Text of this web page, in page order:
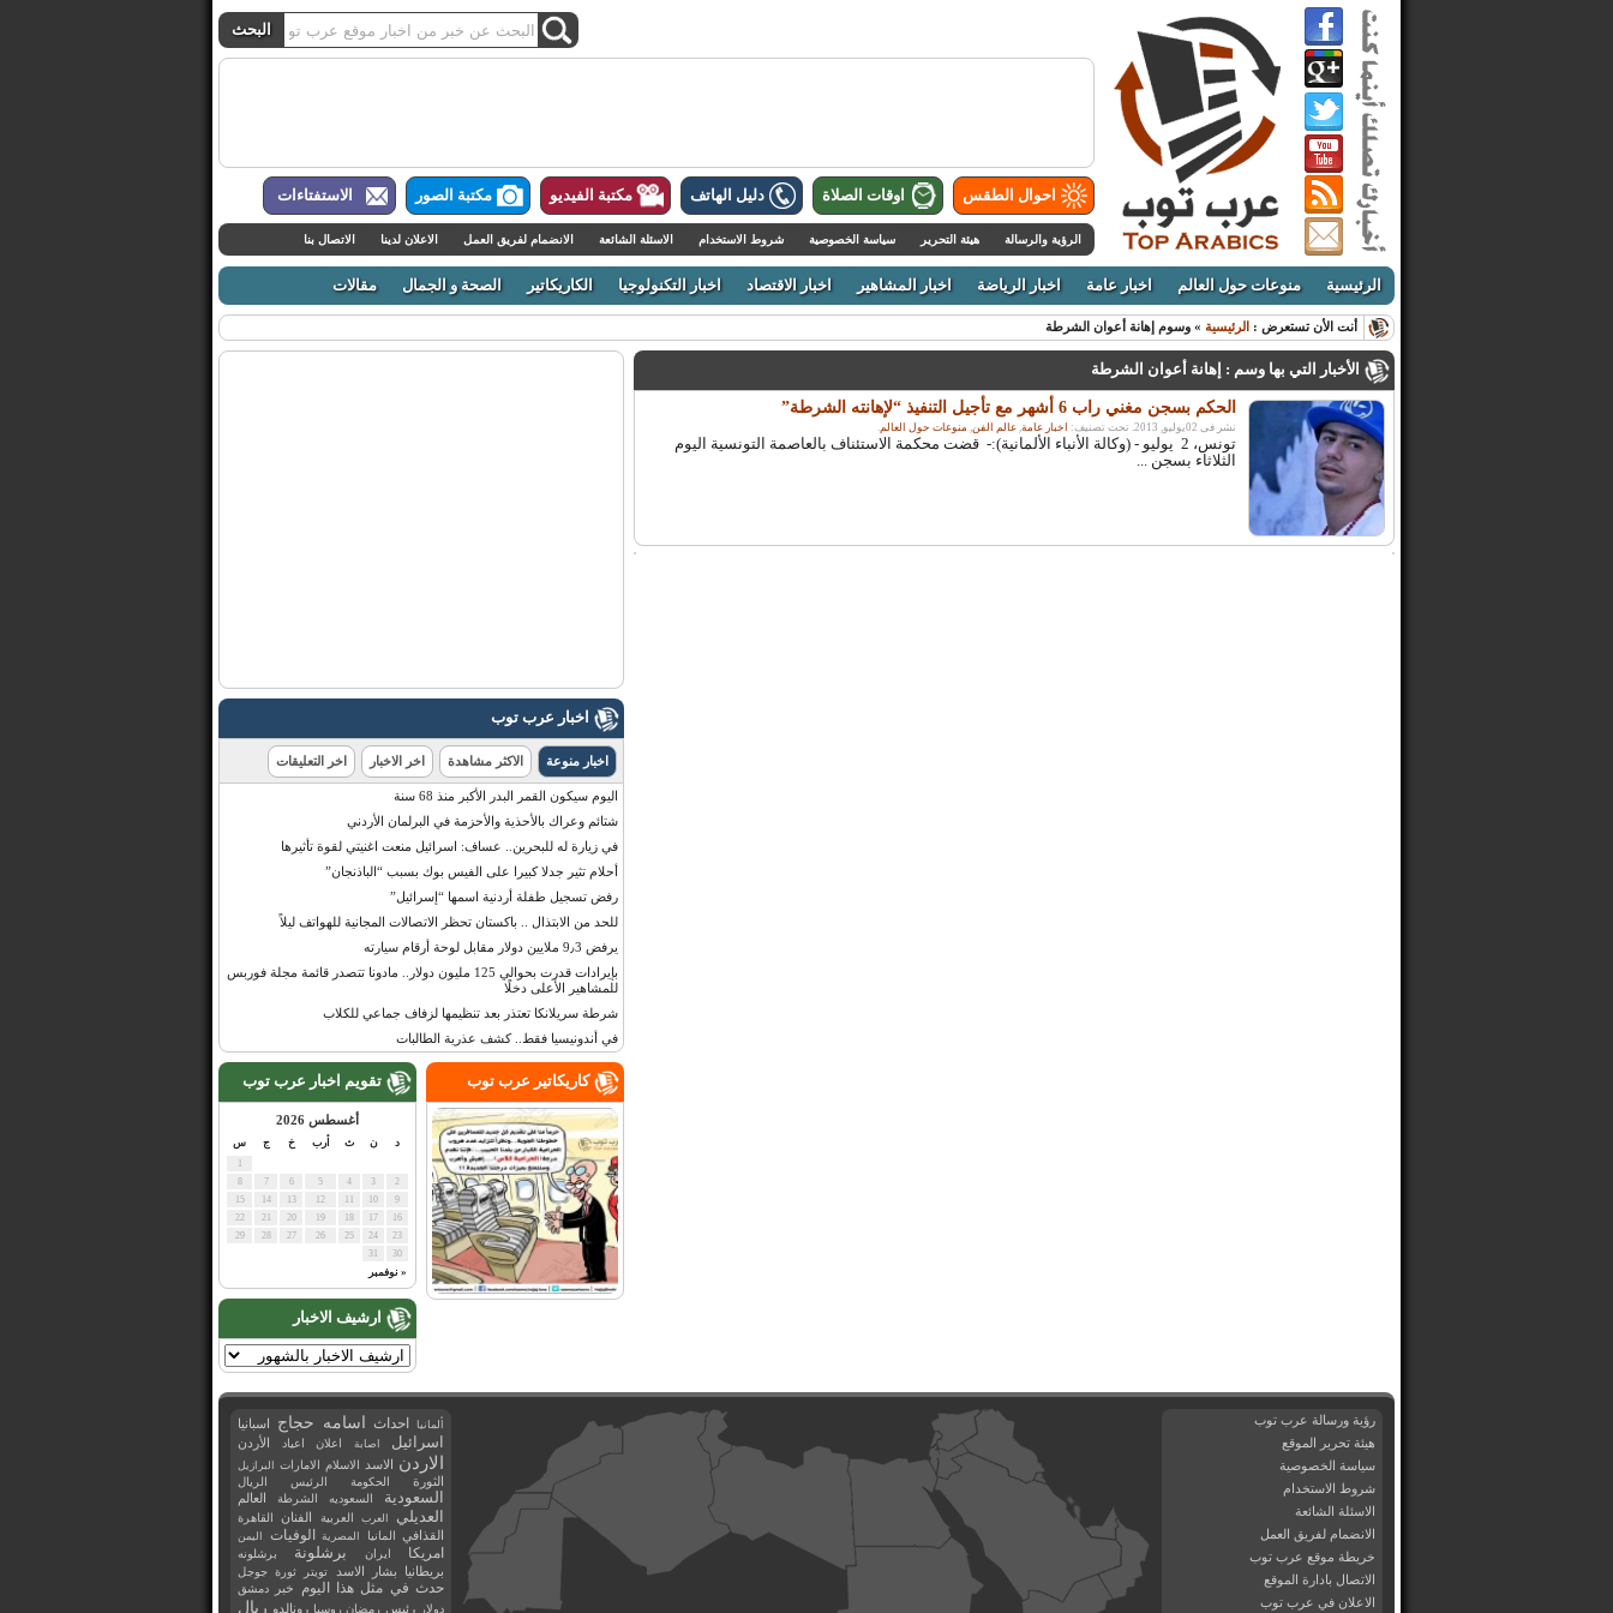
احوال الطقس اوقات الصلاة دليل الهاتف مكتبة الفيديو مكتبة الصور الاستفتاءات
الرؤية والرسالة هيئة التحرير سياسة الخصوصية شروط الاستخدام الاسئلة الشائعة الانضمام لفريق العمل الاعلان لدينا الاتصال بنا
الرئيسية منوعات حول العالم اخبار عامة اخبار الرياضة اخبار المشاهير اخبار الاقتصاد اخبار التكنولوجيا الكاريكاتير الصحة و الجمال مقالات
أنت الأن تستعرض : الرئيسية » وسوم إهانة أعوان الشرطة
الأخبار التي بها وسم : إهانة أعوان الشرطة
الحكم بسجن مغني راب 6 أشهر مع تأجيل التنفيذ “لإهانته الشرطة”
نشر فى 02يوليو, 2013. تحت تصنيف: اخبار عامة, عالم الفن, منوعات حول العالم.
تونس، 2 يوليو - (وكالة الأنباء الألمانية):- قضت محكمة الاستئناف بالعاصمة التونسية اليوم
الثلاثاء بسجن ...
اخبار عرب توب
اخبار منوعة الاكثر مشاهدة اخر الاخبار اخر التعليقات
اليوم سيكون القمر البدر الأكبر منذ 68 سنة
شتائم وعراك بالأحذية والأحزمة في البرلمان الأردني
في زيارة له للبحرين.. عساف: اسرائيل منعت اغنيتي لقوة تأثيرها
أحلام تثير جدلا كبيرا على الفيس بوك بسبب “الباذنجان”
رفض تسجيل طفلة أردنية اسمها “إسرائيل”
للحد من الابتذال .. باكستان تحظر الاتصالات المجانية للهواتف ليلاً
يرفض 9٫3 ملايين دولار مقابل لوحة أرقام سيارته
بإيرادات قدرت بحوالي 125 مليون دولار.. مادونا تتصدر قائمة مجلة فوربس
للمشاهير الأعلى دخلًا
شرطة سريلانكا تعتذر بعد تنظيمها لزفاف جماعي للكلاب
في أندونيسيا فقط.. كشف عذرية الطالبات
تقويم اخبار عرب توب
أغسطس 2026
د ن ث أرب خ ج س
« نوفمبر
2
3
4
5
6
7
8
9
10
12
13
14
15
16
17
18
19
20
21
22
23
24
25
26
27
28
29
30
31
ارشيف الاخبار
كاريكاتير عرب توب
رؤية ورسالة عرب توب
هيئة تحرير الموقع
سياسة الخصوصية
شروط الاستخدام
الاسئلة الشائعة
الانضمام لفريق العمل
خريطة موقع عرب توب
الاتصال بادارة الموقع
الاعلان في عرب توب
ألمانيا احداث اسامه حجاج اسبانيا
اسرائيل اصابة اعلان اعياد الأردن
الاردن الاسد الاسلام الامارات البرازيل
الثورة الحكومة الرئيس الريال
السعودية السعوديه الشرطة العالم
العديلي العرب العربية الفنان القاهرة
القذافي المانيا المصرية الوفيات اليمن
امريكا ايران برشلونة برشلونه
بريطانيا بشار الاسد تويتر ثورة جوجل
حدث في مثل هذا اليوم خبر
دمشق
دولار
رئيس رمضان روسيا رونالدو ريال